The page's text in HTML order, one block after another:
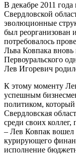
В декабре 2011
Свердловской
эволюционные
был реорганизован
потребовалось
Льва Ковпака вновь
Первоуральского
Лев Игоревич
К этому моменту
успешным
политиком,
Свердловская
среди своих
– Лев Ковпак вошел
курирующего
исполнение